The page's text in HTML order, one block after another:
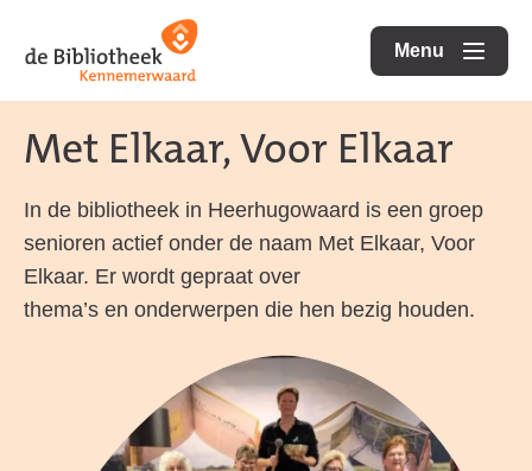
direct
content
direct
footer
naar
de
homepagina
Menu
openen
Met Elkaar, Voor Elkaar
In de bibliotheek in Heerhugowaard is een groep
senioren actief onder de naam Met Elkaar, Voor
Elkaar. Er wordt gepraat over
thema’s en onderwerpen die hen bezig houden.